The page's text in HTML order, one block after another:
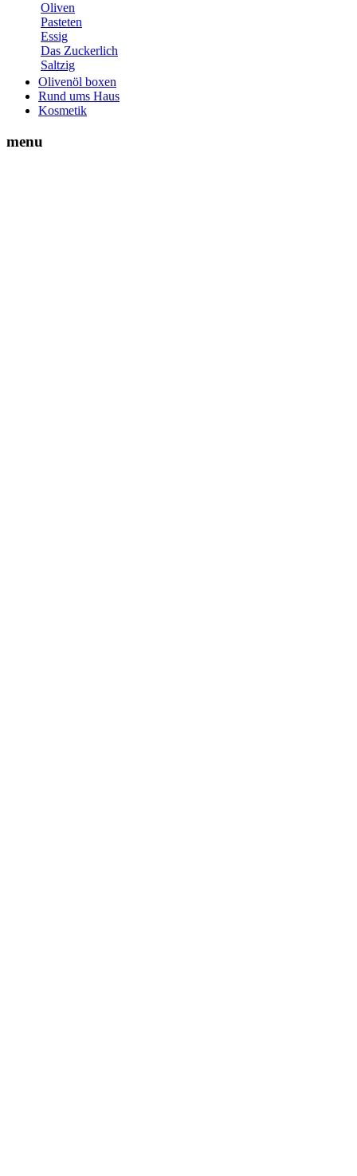
Oliven
Pasteten
Essig
Das Zuckerlich
Saltzig
Olivenöl boxen
Rund ums Haus
Kosmetik
menu